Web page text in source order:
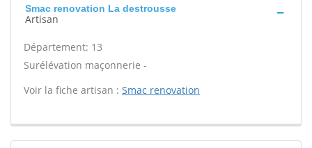
Smac renovation La destrousse
Artisan
Département: 13
Surélévation maçonnerie -
Voir la fiche artisan : Smac renovation